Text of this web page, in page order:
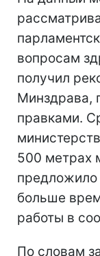
вопросам
получил
Минздрава,
правками.
500 метрах
предложило
больше
работы в
По словам